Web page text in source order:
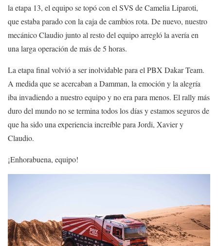
la etapa 13, el equipo se topó con el SVS de Camelia Liparoti,
que estaba parado con la caja de cambios rota. De nuevo, nuestro
mecánico Claudio junto al resto del equipo arregló la avería en
una larga operación de más de 5 horas.
La etapa final volvió a ser inolvidable para el PBX Dakar Team.
A medida que se acercaban a Damman, la emoción y la alegría
iba invadiendo a nuestro equipo y no era para menos. El rally más
duro del mundo no se termina todos los días y estamos seguros de
que ha sido una experiencia increíble para Jordi, Xavier y
Claudio.
¡Enhorabuena, equipo!